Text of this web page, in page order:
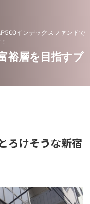
インデックスファンドで
裕層を目指すブ
ろけそうな新宿